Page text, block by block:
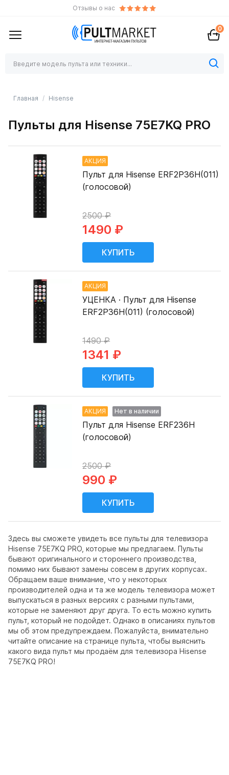
Отзывы о нас
0
Главная Hisense
Пульты для Hisense 75E7KQ PRO
Здесь вы сможете увидеть все пульты для телевизора
Hisense 75E7KQ PRO, которые мы предлагаем. Пульты
бывают оригинального и стороннего производства,
помимо них бывают замены совсем в других корпусах.
Обращаем ваше внимание, что у некоторых
производителей одна и та же модель телевизора может
выпускаться в разных версиях с разными пультами,
которые не заменяют друг друга. То есть можно купить
пульт, который не подойдет. Однако в описаниях пультов
мы об этом предупреждаем. Пожалуйста, внимательно
читайте описание на странице пульта, чтобы выяснить
какого вида пульт мы продаём для телевизора Hisense
75E7KQ PRO!
АКЦИЯ
Пульт для Hisense ERF2P36H(011)
(голосовой)
2500 ₽
1490 ₽
АКЦИЯ
УЦЕНКА · Пульт для Hisense
ERF2P36H(011) (голосовой)
1490 ₽
1341 ₽
АКЦИЯ Нет в наличии
Пульт для Hisense ERF236H
(голосовой)
2500 ₽
990 ₽